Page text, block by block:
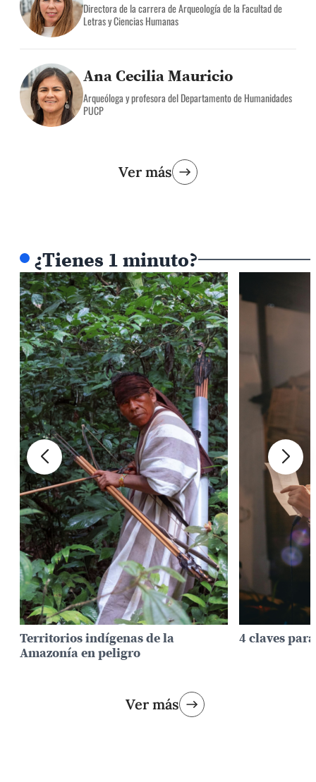
Directora de la carrera de Arqueología de la Facultad de
Letras y Ciencias Humanas
Ana Cecilia Mauricio
Arqueóloga y profesora del Departamento de Humanidades
PUCP
Ver más
¿Tienes 1 minuto?
4 claves para hablar en público
¿Por qué es
Ver más